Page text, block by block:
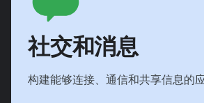
社交和消息
构建能够连接、通信和共享信息的应